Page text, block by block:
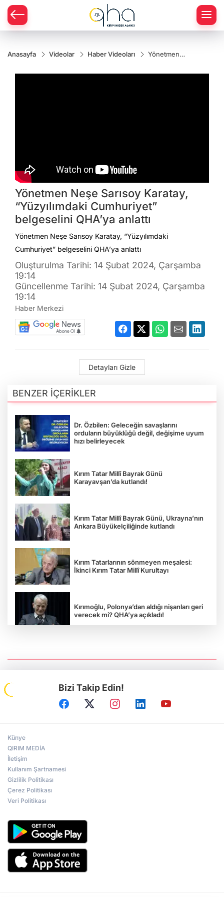
Anasayfa Videolar Haber Videoları
Yönetmen
Yönetmen Neşe Sarısoy Karatay,
“Yüzyılımdaki Cumhuriyet”
belgeselini QHA’ya anlattı
Yönetmen Neşe Sarısoy Karatay, “Yüzyılımdaki
Cumhuriyet” belgeselini QHA’ya anlattı
Oluşturulma Tarihi: 14 Şubat 2024, Çarşamba
19:14
Güncellenme Tarihi: 14 Şubat 2024, Çarşamba
19:14
Haber Merkezi
Detayları Gizle
BENZER İÇERİKLER
Dr. Özbilen: Geleceğin savaşlarını
orduların büyüklüğü değil, değişime uyum
hızı belirleyecek
Kırım Tatar Millî Bayrak Günü
Karayavşan’da kutlandı!
Kırım Tatar Millî Bayrak Günü, Ukrayna’nın
Ankara Büyükelçiliğinde kutlandı
Kırım Tatarlarının sönmeyen meşalesi:
İkinci Kırım Tatar Millî Kurultayı
Kırımoğlu, Polonya’dan aldığı nişanları geri
verecek mi? QHA’ya açıkladı!
Prof.Dr. Ruhi Ersoy: Kırım, sürgün ve
Sovyet zulmünün sembolü oldu
Ankara'da ele alındı
Bizi Takip Edin!
Künye
QIRIM MEDİA
İletişim
Kullanım Şartnamesi
Gizlilik Politikası
Çerez Politikası
Veri Politikası